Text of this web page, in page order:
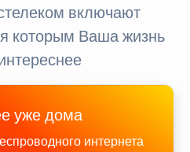
включают
которым Ваша жизнь
уже дома
интернета